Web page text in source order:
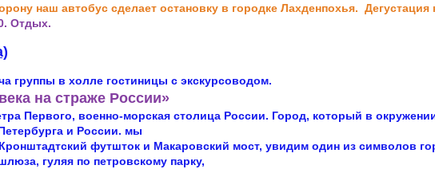
наш автобус сделает остановку в городке Лахденпохья. Дегустация
Отдых.
группы в холле гостиницы с экскурсоводом.
на страже России»
Первого, военно-морская столица России. Город, который в
и России. мы
футшток и Макаровский мост, увидим один из символов
гуляя по петровскому парку,